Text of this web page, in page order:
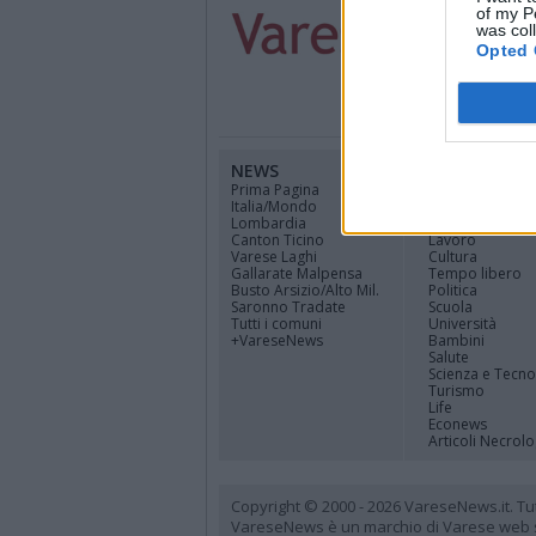
of my
was
Opted
NEWS
Prima Pagina
Italia/Mondo
Lombardia
Canton Ticino
Varese Laghi
Gallarate Malpensa
Busto Arsizio/Alto Mil.
Saronno Tradate
Tutti i comuni
+VareseNews
Lavoro
Cultura
Tempo libero
Politica
Scuola
Università
Bambini
Salute
Scienza e
Turismo
Life
Econews
Articoli
Copyright © 2000 - 2026 VareseNews.it.
VareseNews è un marchio di Varese web